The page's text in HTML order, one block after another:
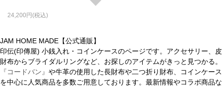
24,200
JAM HOME MADE【公式通販】
印伝(印傳屋) 小銭入れ・コインケースのページです。アクセサリー、皮
財布からブライダルリングなど、お探しのアイテムがきっと見つかる。
『コードバン』 や牛革の使用した長財布や二つ折り財布、コインケース
を中心に人気商品を多数ご用意しております。最新情報やコラボ商品な